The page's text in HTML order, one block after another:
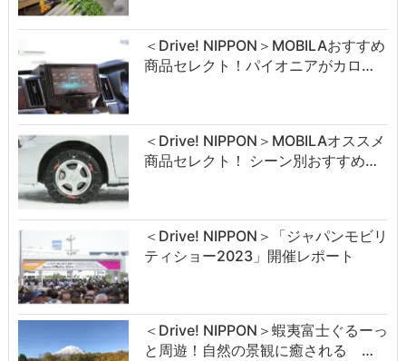
＜Drive! NIPPON＞MOBILAおすすめ
商品セレクト！パイオニアがカロ…
＜Drive! NIPPON＞MOBILAオススメ
商品セレクト！ シーン別おすすめ…
＜Drive! NIPPON＞「ジャパンモビリ
ティショー2023」開催レポート
＜Drive! NIPPON＞蝦夷富士ぐるーっ
と周遊！自然の景観に癒される …